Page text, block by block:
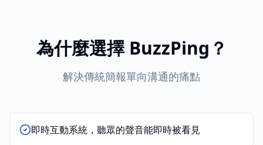
為什麼選擇 BuzzPing？
解決傳統簡報單向溝通的痛點
即時互動系統，聽眾的聲音能即時被看見